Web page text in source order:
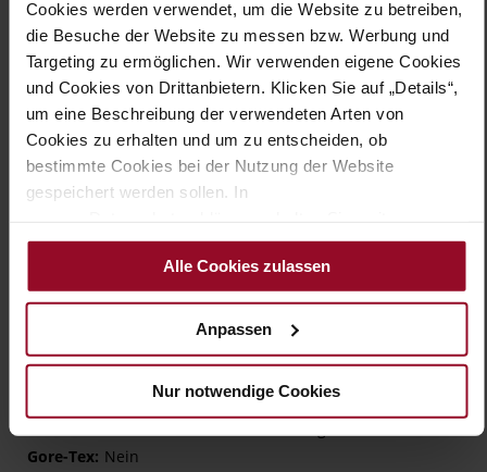
Cookies werden verwendet, um die Website zu betreiben,
die Besuche der Website zu messen bzw. Werbung und
Targeting zu ermöglichen. Wir verwenden eigene Cookies
und Cookies von Drittanbietern. Klicken Sie auf „Details“,
um eine Beschreibung der verwendeten Arten von
Cookies zu erhalten und um zu entscheiden, ob
bestimmte Cookies bei der Nutzung der Website
gespeichert werden sollen. In
Informationen.
Alle Cookies zulassen
Anpassen
Nur notwendige Cookies
Ausziehen. Den Sneaker PORTO gibt es in Mehrweite H und
mit einem lederbezogenen Wechselfußbett. Mit ihrer
vielseitigen Kombinierbarkeit und dem angenehmen
Tragegefühl werden diese Damenschuhe die neuen
Lieblingsbegleiter für Ihren Alltag.
Details
Informationen
Made in Europe, Obermaterial (LEATHER
WORKING GROUP Gold zertifiziert), Futter (Microliner
OEKOTEX zertifiziert)
Herausnehmbare Sohle, Nachhaltiges Produkt,
Nein